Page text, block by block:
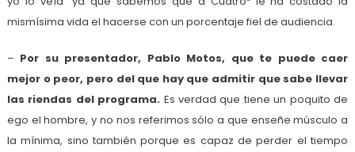
mismísima vida el hacerse con un porcentaje fiel de audiencia.
– Por su presentador, Pablo Motos, que te puede caer
mejor o peor, pero del que hay que admitir que sabe llevar
las riendas del programa. Es verdad que tiene un poquito de
ego el hombre, y no nos referimos sólo a que enseñe músculo a
la mínima, sino también porque es capaz de perder el tiempo